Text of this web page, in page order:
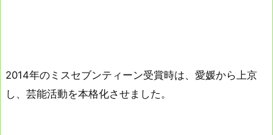
2014年のミスセブンティーン受賞時は、愛媛から上京
し、芸能活動を本格化させました。